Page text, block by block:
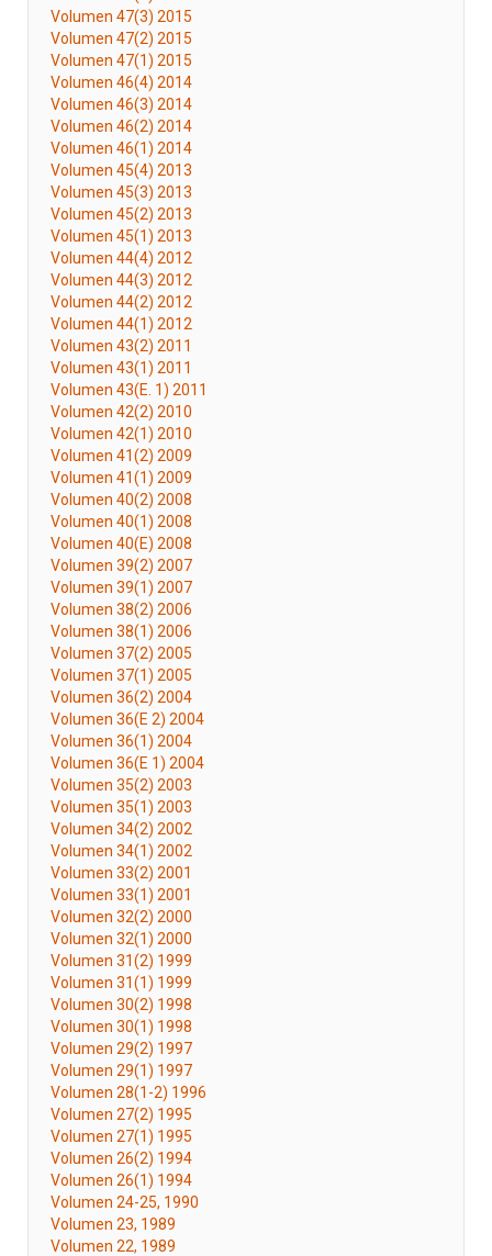
Volumen 47(3) 2015
Volumen 47(2) 2015
Volumen 47(1) 2015
Volumen 46(4) 2014
Volumen 46(3) 2014
Volumen 46(2) 2014
Volumen 46(1) 2014
Volumen 45(4) 2013
Volumen 45(3) 2013
Volumen 45(2) 2013
Volumen 45(1) 2013
Volumen 44(4) 2012
Volumen 44(3) 2012
Volumen 44(2) 2012
Volumen 44(1) 2012
Volumen 43(2) 2011
Volumen 43(1) 2011
Volumen 43(E. 1) 2011
Volumen 42(2) 2010
Volumen 42(1) 2010
Volumen 41(2) 2009
Volumen 41(1) 2009
Volumen 40(2) 2008
Volumen 40(1) 2008
Volumen 40(E) 2008
Volumen 39(2) 2007
Volumen 39(1) 2007
Volumen 38(2) 2006
Volumen 38(1) 2006
Volumen 37(2) 2005
Volumen 37(1) 2005
Volumen 36(2) 2004
Volumen 36(E 2) 2004
Volumen 36(1) 2004
Volumen 36(E 1) 2004
Volumen 35(2) 2003
Volumen 35(1) 2003
Volumen 34(2) 2002
Volumen 34(1) 2002
Volumen 33(2) 2001
Volumen 33(1) 2001
Volumen 32(2) 2000
Volumen 32(1) 2000
Volumen 31(2) 1999
Volumen 31(1) 1999
Volumen 30(2) 1998
Volumen 30(1) 1998
Volumen 29(2) 1997
Volumen 29(1) 1997
Volumen 28(1-2) 1996
Volumen 27(2) 1995
Volumen 27(1) 1995
Volumen 26(2) 1994
Volumen 26(1) 1994
Volumen 24-25, 1990
Volumen 23, 1989
Volumen 22, 1989